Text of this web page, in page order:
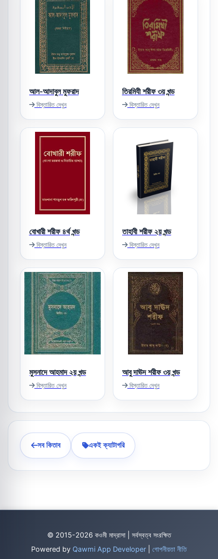
আল-আদাবুল মুফরাদ
বিস্তারিত দেখুন
তিরমিযী শরীফ ৩য় খন্ড
বিস্তারিত দেখুন
বোখারী শরীফ ৪র্থ খন্ড
বিস্তারিত দেখুন
তাহাবী শরীফ ২য় খন্ড
বিস্তারিত দেখুন
মুসনাদে আহমাদ ২য় খন্ড
বিস্তারিত দেখুন
আবু দাঊদ শরীফ ৩য় খন্ড
বিস্তারিত দেখুন
সব কিতাব একই ক্যাটাগরি
© 2015-2026 কওমী মাদ্রাসা | সর্বস্বত্ব সংরক্ষিত
Powered by Qawmi App Developer গোপনীয়তা নীতি